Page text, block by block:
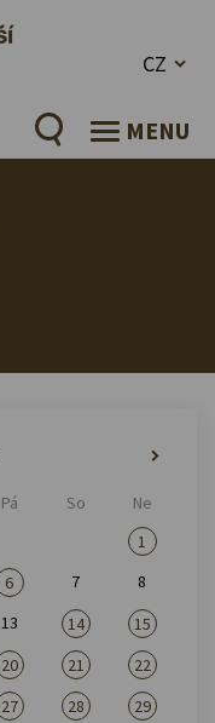
CZ
MENU
Pá So
Ne
1
6 7
8
13 14
15
20 21
22
27 28
29